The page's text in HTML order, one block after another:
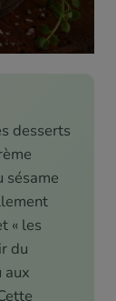
desserts
sésame
« les
du
aux